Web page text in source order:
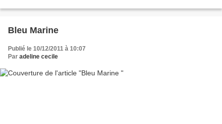
Bleu Marine
Publié le 10/12/2011 à 10:07
Par adeline cecile